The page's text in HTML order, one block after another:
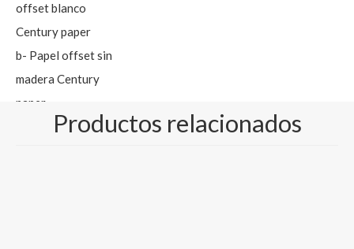
offset blanco
Century paper
b- Papel offset sin
madera Century
paper
c- Papel offset
Productos relacionados